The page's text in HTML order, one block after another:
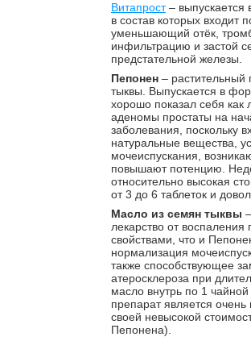
Витапрост– выпускается
в состав которых входит
уменьшающий отёк,
инфильтрацию и застой
предстательной железы.
Пепонен – растительный
тыквы. Выпускается в
хорошо показал себя как
аденомы простаты на
заболевания, поскольку
натуральные вещества,
мочеиспускания,
повышают потенцию.
относительно высокая
от 3 до 6 таблеток и
Масло из семян тыквы
лекарство от
свойствами, что и
нормализация
также способствующее
атеросклероза при
масло внутрь по 1
препарат является
своей невысокой
Пепонена).